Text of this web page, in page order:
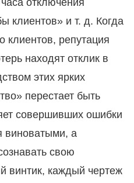
отключения
клиентов» и т. д. Когда
клиентов, репутация
находят отклик в
этих ярких
перестает быть
совершивших ошибки
виноватыми, а
свою
винтик, каждый чертеж